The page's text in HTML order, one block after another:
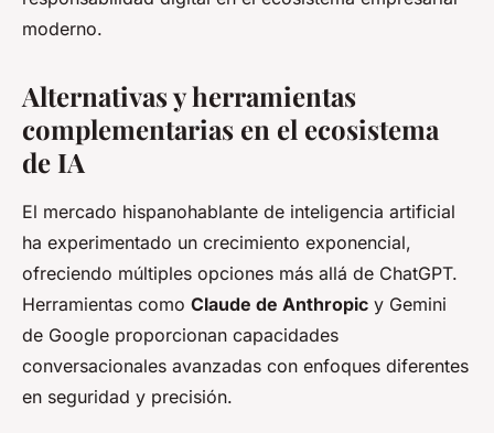
moderno.
Alternativas y herramientas
complementarias en el ecosistema
de IA
El mercado hispanohablante de inteligencia artificial
ha experimentado un crecimiento exponencial,
ofreciendo múltiples opciones más allá de ChatGPT.
Herramientas como Claude de Anthropic y Gemini
de Google proporcionan capacidades
conversacionales avanzadas con enfoques diferentes
en seguridad y precisión.